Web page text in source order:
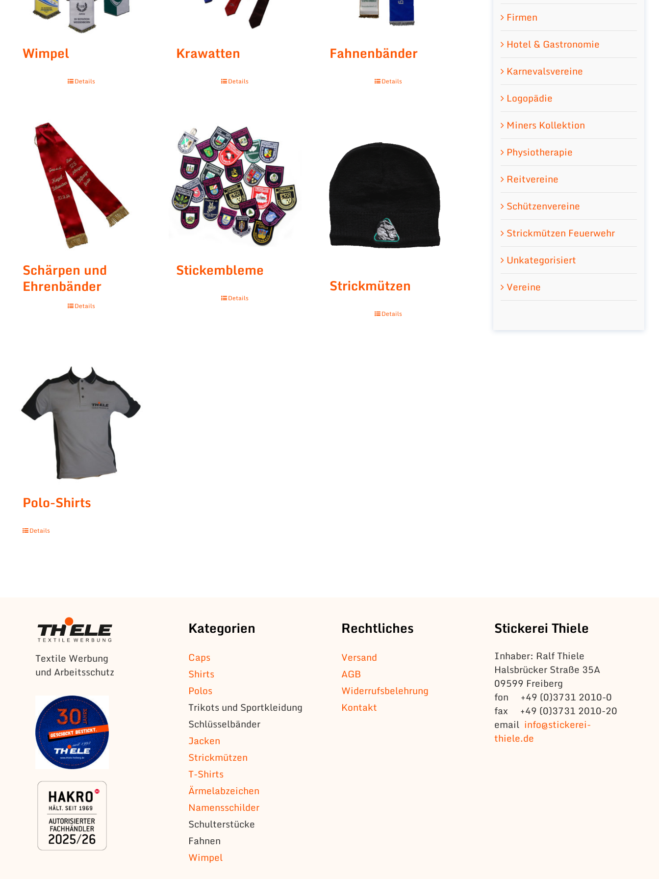
Wimpel
Details
Krawatten
Details
Fahnenbänder
Details
Schärpen und
Ehrenbänder
Details
Stickembleme
Details
Strickmützen
Details
Polo-Shirts
Details
Firmen
Hotel & Gastronomie
Karnevalsvereine
Logopädie
Miners Kollektion
Physiotherapie
Reitvereine
Schützenvereine
Strickmützen Feuerwehr
Unkategorisiert
Vereine
Textile Werbung
und Arbeitsschutz
Kategorien
Caps
Shirts
Polos
Trikots und Sportkleidung
Schlüsselbänder
Jacken
Strickmützen
T-Shirts
Ärmelabzeichen
Namensschilder
Schulterstücke
Fahnen
Wimpel
Rechtliches
Versand
AGB
Widerrufsbelehrung
Kontakt
Stickerei Thiele
Inhaber: Ralf Thiele
Halsbrücker Straße 35A
09599 Freiberg
fon +49 (0)3731 2010-0
fax +49 (0)3731 2010-20
email info@stickerei-
thiele.de